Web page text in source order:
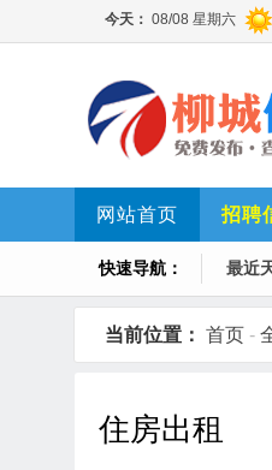
网站首页 招聘
快速导航： 最近
当前位置： 首页 -
住房出租